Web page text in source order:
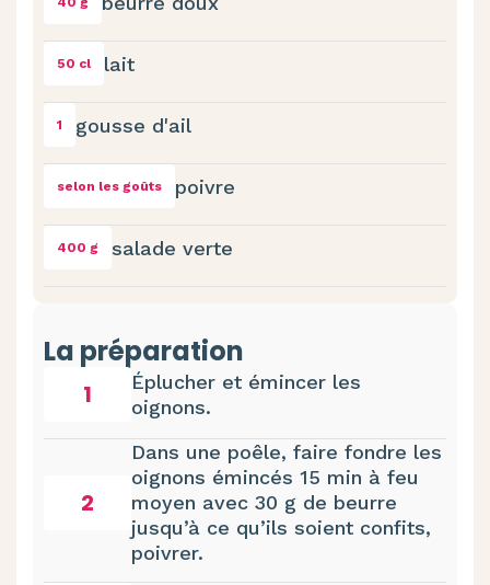
50 cl lait
1 gousse d'ail
selon les goûts poivre
400 g salade verte
La préparation
1
Éplucher et émincer les
oignons.
2
Dans une poêle, faire fondre les
oignons émincés 15 min à feu
moyen avec 30 g de beurre
jusqu’à ce qu’ils soient confits,
poivrer.